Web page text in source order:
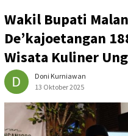
Wakil Bupati
De’kajoetangan
Wisata Kuliner
Doni Kurniawan
13 Oktober 2025